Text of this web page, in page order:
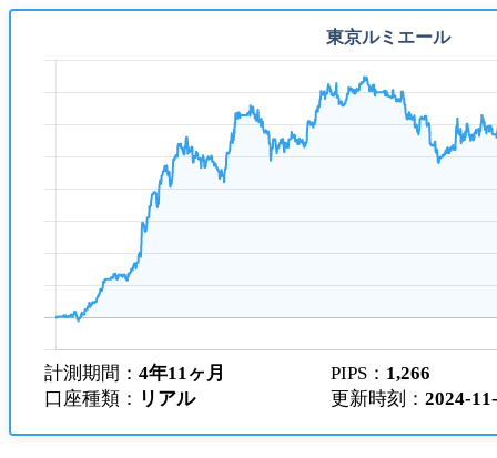
計測期間： 4年11ヶ月 PIPS ： 1,266
口座種類： リアル 更新時刻：2024-